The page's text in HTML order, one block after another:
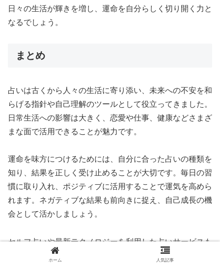
日々の生活が輝きを増し、運命を自分らしく切り開く力と
なるでしょう。
まとめ
占いは古くから人々の生活に寄り添い、未来への不安を和
らげる指針や自己理解のツールとして役立ってきました。
日常生活への影響は大きく、恋愛や仕事、健康などさまざ
まな面で活用できることが魅力です。
運命を味方につけるためには、自分に合った占いの種類を
知り、結果を正しく受け止めることが大切です。毎日の習
慣に取り入れ、ポジティブに活用することで運気を高めら
れます。ネガティブな結果も前向きに捉え、自己成長の機
会として活かしましょう。
セルフ占いや最新テクノロジーを利用した占いサービスも
活用しながら、継続的に運勢をチェックする習慣を作るこ
ホーム 人気記事